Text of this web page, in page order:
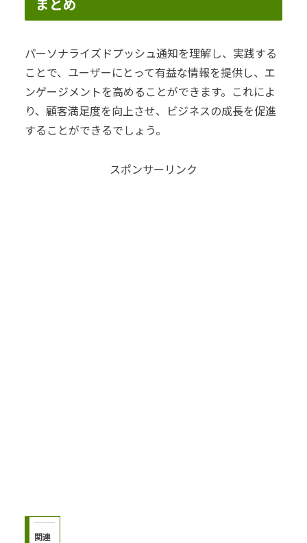
まとめ
パーソナライズドプッシュ通知を理解し、実践する
ことで、ユーザーにとって有益な情報を提供し、エ
ンゲージメントを高めることができます。これによ
り、顧客満足度を向上させ、ビジネスの成長を促進
することができるでしょう。
スポンサーリンク
関連